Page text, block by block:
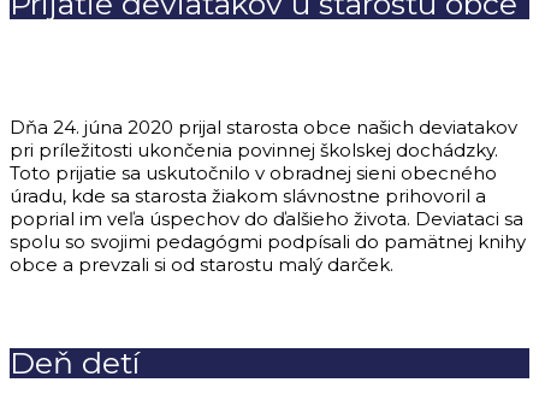
Dňa 24. júna 2020 prijal starosta obce našich deviatakov
pri príležitosti ukončenia povinnej školskej dochádzky.
Toto prijatie sa uskutočnilo v obradnej sieni obecného
úradu, kde sa starosta žiakom slávnostne prihovoril a
poprial im veľa úspechov do ďalšieho života. Deviataci sa
spolu so svojimi pedagógmi podpísali do pamätnej knihy
obce a prevzali si od starostu malý darček.
Deň detí